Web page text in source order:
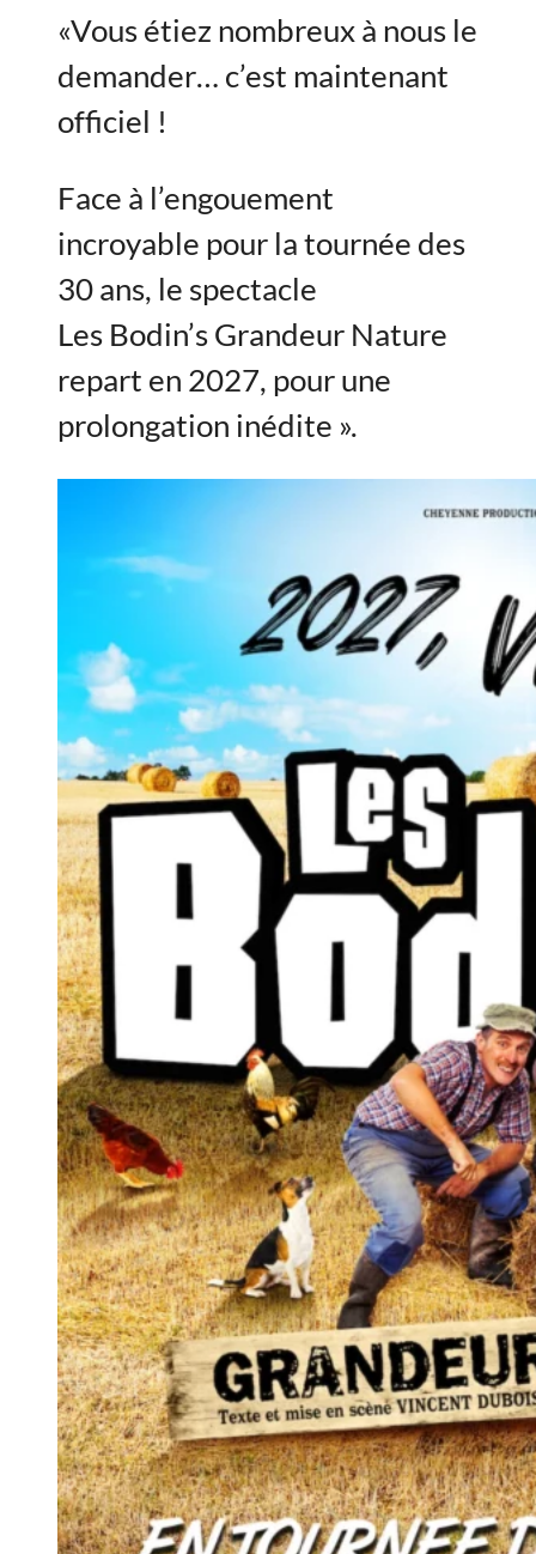
«Vous étiez nombreux à nous le
demander… c’est maintenant
officiel !
Face à l’engouement
incroyable pour la tournée des
30 ans, le spectacle
Les Bodin’s Grandeur Nature
repart en 2027, pour une
prolongation inédite ».